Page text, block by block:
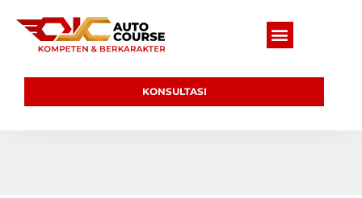
KONSULTASI